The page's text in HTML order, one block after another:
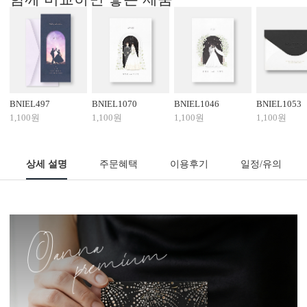
BNIEL497
1,100원
BNIEL1070
1,100원
BNIEL1046
1,100원
BNIEL1053
1,100원
상세 설명 주문혜택 이용후기 일정/유의